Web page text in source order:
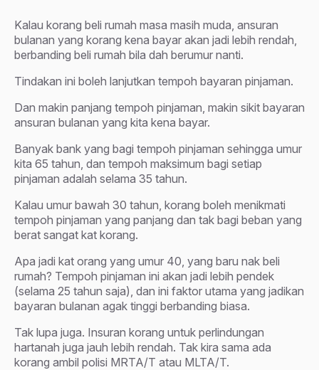
Kalau korang beli rumah masa masih muda, ansuran
bulanan yang korang kena bayar akan jadi lebih rendah,
berbanding beli rumah bila dah berumur nanti.
Tindakan ini boleh lanjutkan tempoh bayaran pinjaman.
Dan makin panjang tempoh pinjaman, makin sikit bayaran
ansuran bulanan yang kita kena bayar.
Banyak bank yang bagi tempoh pinjaman sehingga umur
kita 65 tahun, dan tempoh maksimum bagi setiap
pinjaman adalah selama 35 tahun.
Kalau umur bawah 30 tahun, korang boleh menikmati
tempoh pinjaman yang panjang dan tak bagi beban yang
berat sangat kat korang.
Apa jadi kat orang yang umur 40, yang baru nak beli
rumah? Tempoh pinjaman ini akan jadi lebih pendek
(selama 25 tahun saja), dan ini faktor utama yang jadikan
bayaran bulanan agak tinggi berbanding biasa.
Tak lupa juga. Insuran korang untuk perlindungan
hartanah juga jauh lebih rendah. Tak kira sama ada
korang ambil polisi MRTA/T atau MLTA/T.